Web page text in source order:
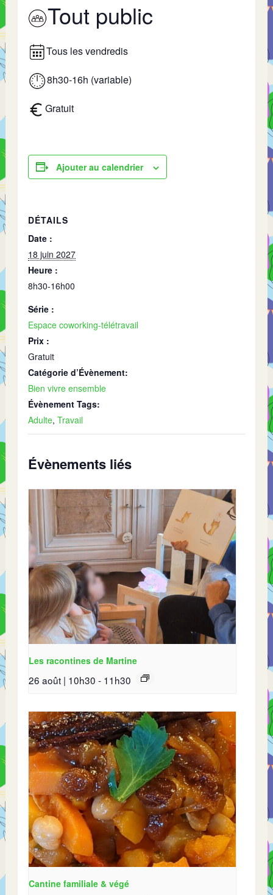
Tout public
Tous les vendredis
8h30-16h (variable)
Gratuit
Ajouter au calendrier
DÉTAILS
Date :
18 juin 2027
Heure :
8h30-16h00
Série :
Espace coworking-télétravail
Prix :
Gratuit
Catégorie d’Évènement:
Bien vivre ensemble
Évènement Tags:
Adulte,Travail
Évènements liés
Les racontines de Martine
26 août | 10h30 - 11h30
Cantine familiale & végé